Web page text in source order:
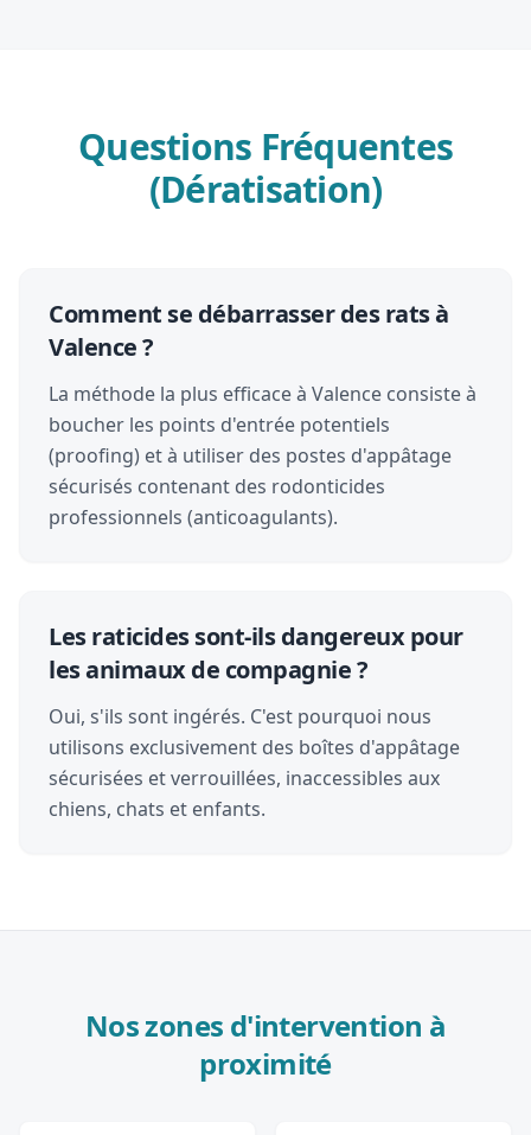
Questions Fréquentes
(Dératisation)
Comment se débarrasser des rats à
Valence ?
La méthode la plus efficace à Valence consiste à
boucher les points d'entrée potentiels
(proofing) et à utiliser des postes d'appâtage
sécurisés contenant des rodonticides
professionnels (anticoagulants).
Les raticides sont-ils dangereux pour
les animaux de compagnie ?
Oui, s'ils sont ingérés. C'est pourquoi nous
utilisons exclusivement des boîtes d'appâtage
sécurisées et verrouillées, inaccessibles aux
chiens, chats et enfants.
Nos zones d'intervention à
proximité